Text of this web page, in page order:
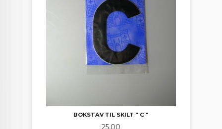
BOKSTAV TIL SKILT " C "
Pris
25,00